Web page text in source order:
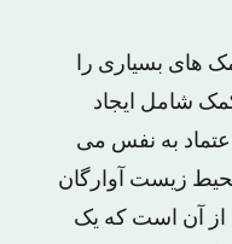
های بسیاری را
شامل ایجاد
به نفس می
زیست آوارگان
از آن است که یک